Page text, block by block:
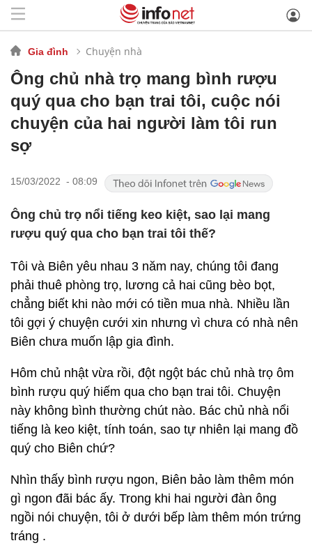
Gia đình Chuyện nhà
Ông chủ nhà trọ mang bình rượu
quý qua cho bạn trai tôi, cuộc nói
chuyện của hai người làm tôi run
sợ
15/03/2022 - 08:09
Ông chủ trọ nổi tiếng keo kiệt, sao lại mang
rượu quý qua cho bạn trai tôi thế?
Tôi và Biên yêu nhau 3 năm nay, chúng tôi đang
phải thuê phòng trọ, lương cả hai cũng bèo bọt,
chẳng biết khi nào mới có tiền mua nhà. Nhiều lần
tôi gợi ý chuyện cưới xin nhưng vì chưa có nhà nên
Biên chưa muốn lập gia đình.
Hôm chủ nhật vừa rồi, đột ngột bác chủ nhà trọ ôm
bình rượu quý hiếm qua cho bạn trai tôi. Chuyện
này không bình thường chút nào. Bác chủ nhà nổi
tiếng là keo kiệt, tính toán, sao tự nhiên lại mang đồ
quý cho Biên chứ?
Nhìn thấy bình rượu ngon, Biên bảo làm thêm món
gì ngon đãi bác ấy. Trong khi hai người đàn ông
ngồi nói chuyện, tôi ở dưới bếp làm thêm món trứng
tráng .